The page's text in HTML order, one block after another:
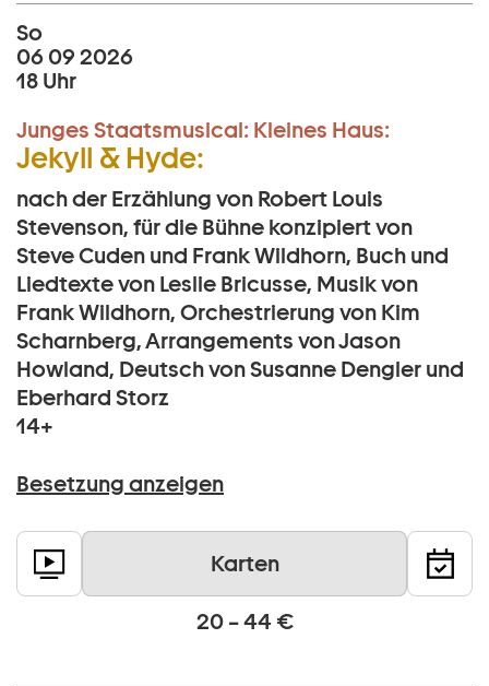
So
06 09 2026
18 Uhr
Junges Staatsmusical: Kleines Haus:
Jekyll & Hyde:
nach der Erzählung von Robert Louis
Stevenson, für die Bühne konzipiert von
Steve Cuden und Frank Wildhorn, Buch und
Liedtexte von Leslie Bricusse, Musik von
Frank Wildhorn, Orchestrierung von Kim
Scharnberg, Arrangements von Jason
Howland, Deutsch von Susanne Dengler und
Eberhard Storz
14+
Besetzung anzeigen
Karten
20 – 44 €